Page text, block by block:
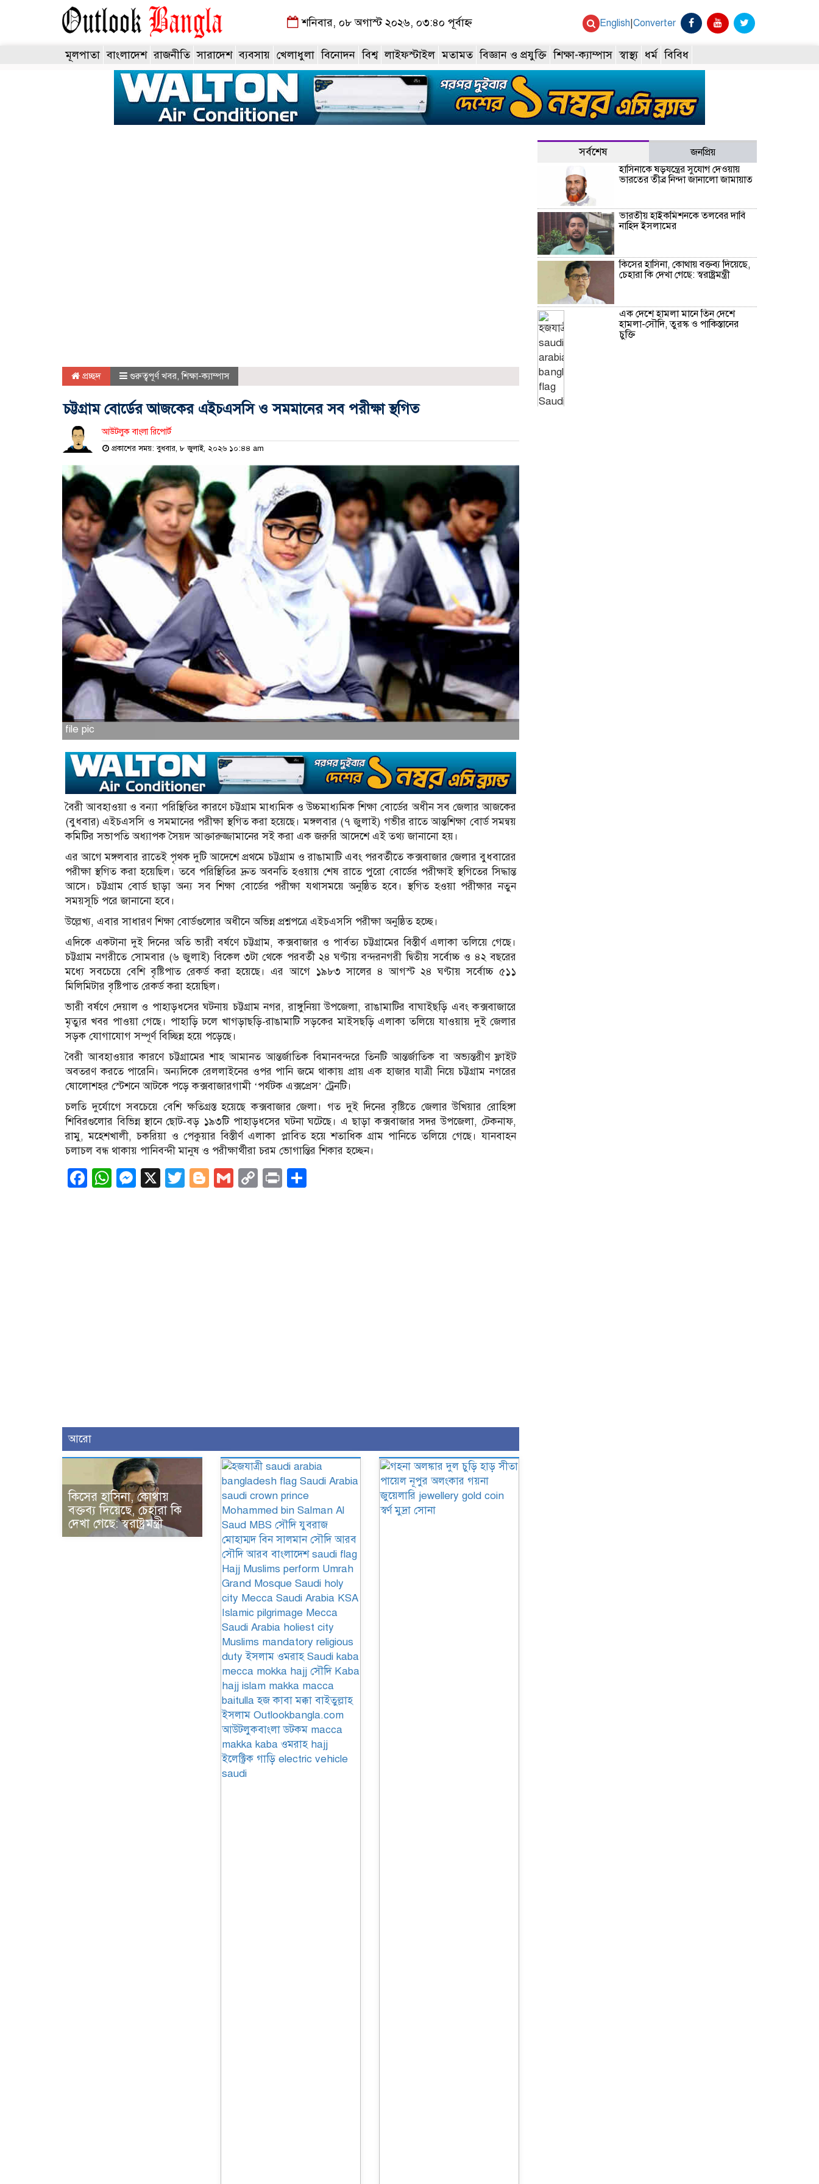
শনিবার, ০৮ অগাস্ট ২০২৬, ০৩:৪০ পূর্বাহ্ন English Converter
মূলপাতা বাংলাদেশ রাজনীতি সারাদেশ ব্যবসায় খেলাধুলা বিনোদন বিশ্ব লাইফস্টাইল মতামত বিজ্ঞান ও প্রযুক্তি শিক্ষা-ক্যাম্পাস স্বাস্থ্য ধর্ম বিবিধ
প্রচ্ছদ গুরুত্বপূর্ণ খবর,শিক্ষা-ক্যাম্পাস
চট্টগ্রাম বোর্ডের আজকের এইচএসসি ও সমমানের সব পরীক্ষা স্থগিত
আউটলুক বাংলা রিপোর্ট
প্রকাশের সময়: বুধবার, ৮ জুলাই, ২০২৬ ১০:৪৪ am
file pic
বৈরী আবহাওয়া ও বন্যা পরিস্থিতির কারণে চট্টগ্রাম মাধ্যমিক ও উচ্চমাধ্যমিক শিক্ষা বোর্ডের অধীন সব জেলার আজকের
(বুধবার) এইচএসসি ও সমমানের পরীক্ষা স্থগিত করা হয়েছে। মঙ্গলবার (৭ জুলাই) গভীর রাতে আন্তশিক্ষা বোর্ড সমন্বয়
কমিটির সভাপতি অধ্যাপক সৈয়দ আক্তারুজ্জামানের সই করা এক জরুরি আদেশে এই তথ্য জানানো হয়।
এর আগে মঙ্গলবার রাতেই পৃথক দুটি আদেশে প্রথমে চট্টগ্রাম ও রাঙামাটি এবং পরবর্তীতে কক্সবাজার জেলার বুধবারের
পরীক্ষা স্থগিত করা হয়েছিল। তবে পরিস্থিতির দ্রুত অবনতি হওয়ায় শেষ রাতে পুরো বোর্ডের পরীক্ষাই স্থগিতের সিদ্ধান্ত
আসে। চট্টগ্রাম বোর্ড ছাড়া অন্য সব শিক্ষা বোর্ডের পরীক্ষা যথাসময়ে অনুষ্ঠিত হবে। স্থগিত হওয়া পরীক্ষার নতুন
সময়সূচি পরে জানানো হবে।
উল্লেখ্য, এবার সাধারণ শিক্ষা বোর্ডগুলোর অধীনে অভিন্ন প্রশ্নপত্রে এইচএসসি পরীক্ষা অনুষ্ঠিত হচ্ছে।
এদিকে একটানা দুই দিনের অতি ভারী বর্ষণে চট্টগ্রাম, কক্সবাজার ও পার্বত্য চট্টগ্রামের বিস্তীর্ণ এলাকা তলিয়ে গেছে।
চট্টগ্রাম নগরীতে সোমবার (৬ জুলাই) বিকেল ৩টা থেকে পরবর্তী ২৪ ঘণ্টায় বন্দরনগরী দ্বিতীয় সর্বোচ্চ ও ৪২ বছরের
মধ্যে সবচেয়ে বেশি বৃষ্টিপাত রেকর্ড করা হয়েছে। এর আগে ১৯৮৩ সালের ৪ আগস্ট ২৪ ঘণ্টায় সর্বোচ্চ ৫১১
মিলিমিটার বৃষ্টিপাত রেকর্ড করা হয়েছিল।
ভারী বর্ষণে দেয়াল ও পাহাড়ধসের ঘটনায় চট্টগ্রাম নগর, রাঙ্গুনিয়া উপজেলা, রাঙামাটির বাঘাইছড়ি এবং কক্সবাজারে
মৃত্যুর খবর পাওয়া গেছে। পাহাড়ি ঢলে খাগড়াছড়ি-রাঙামাটি সড়কের মাইসছড়ি এলাকা তলিয়ে যাওয়ায় দুই জেলার
সড়ক যোগাযোগ সম্পূর্ণ বিচ্ছিন্ন হয়ে পড়েছে।
বৈরী আবহাওয়ার কারণে চট্টগ্রামের শাহ আমানত আন্তর্জাতিক বিমানবন্দরে তিনটি আন্তর্জাতিক বা অভ্যন্তরীণ ফ্লাইট
অবতরণ করতে পারেনি। অন্যদিকে রেললাইনের ওপর পানি জমে থাকায় প্রায় এক হাজার যাত্রী নিয়ে চট্টগ্রাম নগরের
ষোলোশহর স্টেশনে আটকে পড়ে কক্সবাজারগামী ‘পর্যটক এক্সপ্রেস’ ট্রেনটি।
চলতি দুর্যোগে সবচেয়ে বেশি ক্ষতিগ্রস্ত হয়েছে কক্সবাজার জেলা। গত দুই দিনের বৃষ্টিতে জেলার উখিয়ার রোহিঙ্গা
শিবিরগুলোর বিভিন্ন স্থানে ছোট-বড় ১৯৩টি পাহাড়ধসের ঘটনা ঘটেছে। এ ছাড়া কক্সবাজার সদর উপজেলা, টেকনাফ,
রামু, মহেশখালী, চকরিয়া ও পেকুয়ার বিস্তীর্ণ এলাকা প্লাবিত হয়ে শতাধিক গ্রাম পানিতে তলিয়ে গেছে। যানবাহন
চলাচল বন্ধ থাকায় পানিবন্দী মানুষ ও পরীক্ষার্থীরা চরম ভোগান্তির শিকার হচ্ছেন।
Facebook
WhatsApp
Messenger
X Twitter
Blogger
GmailCopy
Print
আরো
কিসের হাসিনা, কোথায়
বক্তব্য দিয়েছে, চেহারা কি
দেখা গেছে: স্বরাষ্ট্রমন্ত্রী
সর্বশেষ
জনপ্রিয়
হাসিনাকে ষড়যন্ত্রের সুযোগ দেওয়ায়
ভারতের তীব্র নিন্দা জানালো জামায়াত
ভারতীয় হাইকমিশনকে তলবের দাবি
নাহিদ ইসলামের
কিসের হাসিনা, কোথায় বক্তব্য দিয়েছে,
চেহারা কি দেখা গেছে: স্বরাষ্ট্রমন্ত্রী
এক দেশে হামলা মানে তিন দেশে
হামলা-সৌদি, তুরস্ক ও পাকিস্তানের
চুক্তি